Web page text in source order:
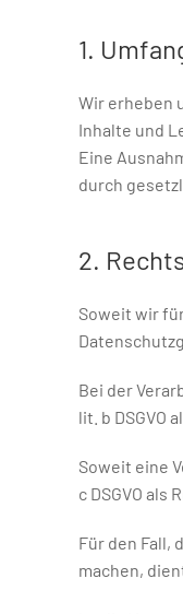
1.
Wir erheben
Inhalte und
Eine
durch
2.
Soweit wir
Bei der
lit. b DSGVO
Soweit eine
c DSGVO als
Für den Fall,
machen,